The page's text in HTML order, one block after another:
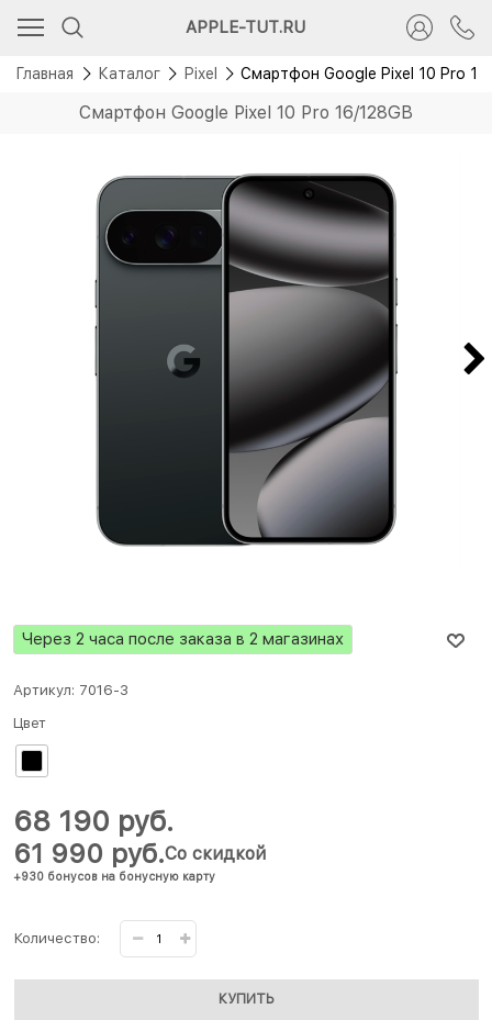
APPLE-TUT.RU
Главная Каталог Pixel Смартфон Google Pixel 10 Pro
Смартфон Google Pixel 10 Pro 16/128GB
Через 2 часа после заказа в 2 магазинах
Артикул: 7016-3
Цвет
61 990 руб.
+930 бонусов на бонусную карту
Со скидкой
68 190 руб.
Количество:
КУПИТЬ